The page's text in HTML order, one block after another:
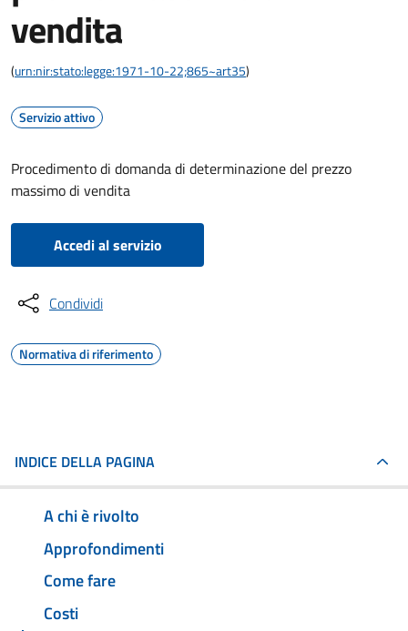
vendita
(urn:nir:stato:legge:1971-10-22;865~art35)
Servizio attivo
Procedimento di domanda di determinazione del prezzo
massimo di vendita
Accedi al servizio
Condividi
Normativa di riferimento
INDICE DELLA PAGINA
A chi è rivolto
Approfondimenti
Come fare
Costi